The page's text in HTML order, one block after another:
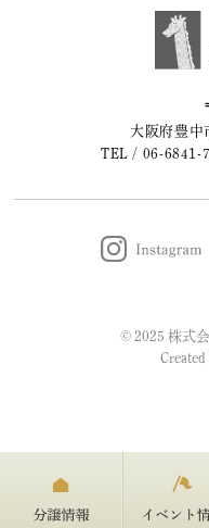
2023年04月 (2)
2023年03月 (3)
2023年02月 (2)
2022年09月 (2)
大阪府豊中
TEL / 06-6841-
© 2025 株式
Created